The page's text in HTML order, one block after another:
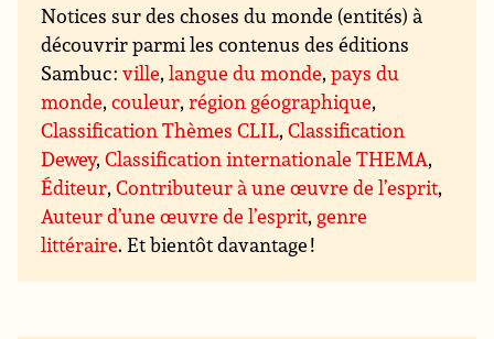
Notices sur des choses du monde (entités) à
découvrir parmi les contenus des éditions
Sambuc :ville,langue du monde,pays du
monde,couleur,région géographique,
Classification Thèmes CLIL,Classification
Dewey,Classification internationale THEMA,
Éditeur,Contributeur à une œuvre de l’esprit,
Auteur d’une œuvre de l’esprit, genre
littéraire. Et bientôt davantage !